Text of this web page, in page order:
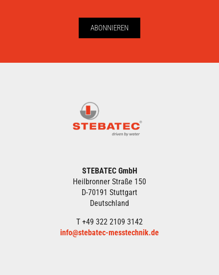
ABONNIEREN
STEBATEC GmbH
Heilbronner Straße 150
D-70191 Stuttgart
Deutschland
T +49 322 2109 3142
info@stebatec-messtechnik.de